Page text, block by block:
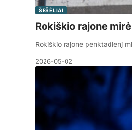
ŠEŠĖLIAI
Rokiškio rajone
Rokiškio rajone penktadienį
2026-05-02